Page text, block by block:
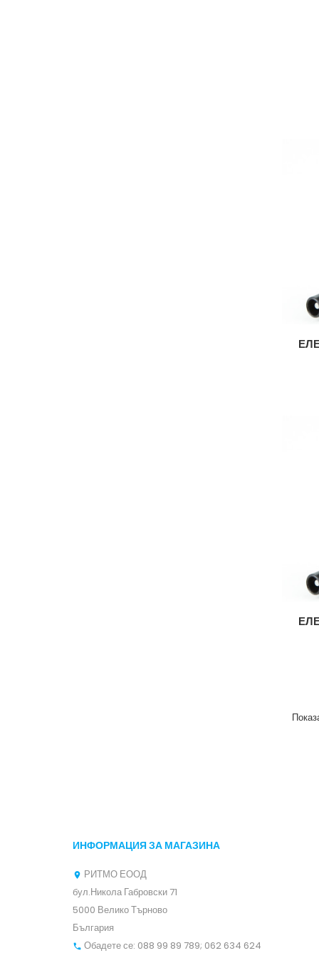
ИНФОРМАЦИЯ ЗА МАГАЗИНА
 РИТМО ЕООД
бул.Никола Габровски 71
5000 Велико Търново
България
 Обадете се: 088 99 89 789; 062 634 624